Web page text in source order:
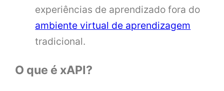
experiências de aprendizado fora do
ambiente virtual de aprendizagem
tradicional.
O que é xAPI?